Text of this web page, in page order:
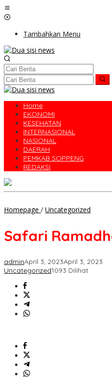
Lewati
ke
Tambahkan Menu
Home
EKONOMI
KESEHATAN
INTERNASIONAL
NASIONAL
DAERAH
PEMKAB SOPPENG
REDAKSI
Homepage / Uncategorized
13
Safari
adminApril 3, 2023April 3, 2023
Uncategorized1093 Dilihat